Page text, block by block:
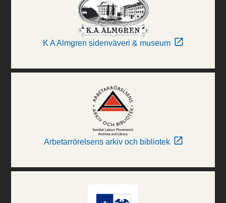
K A Almgren sidenväveri & museum
Arbetarrörelsens arkiv och bibliotek